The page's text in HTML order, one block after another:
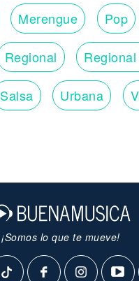
Merengue Pop
Regional
Salsa Urbana
¡Somos lo que te mueve!